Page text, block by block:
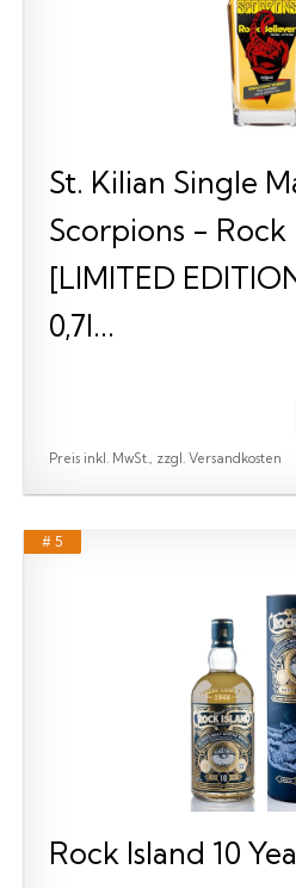
St. Kilian Single
Scorpions -
[LIMITED
0,7l...
Preis inkl. MwSt., zzgl. Versandkosten
# 5
Rock Island 10